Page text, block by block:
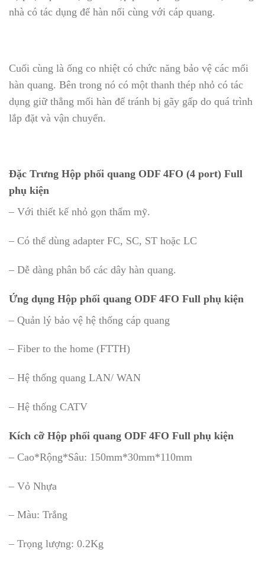
nhà có tác dụng để hàn nối cùng với cáp quang.
Cuối cùng là ống co nhiệt có chức năng bảo vệ các mối
hàn quang. Bên trong nó có một thanh thép nhỏ có tác
dụng giữ thẳng mối hàn để tránh bị gãy gấp do quá trình
lắp đặt và vận chuyển.
Đặc Trưng Hộp phối quang ODF 4FO (4 port) Full
phụ kiện
– Với thiết kế nhỏ gọn thẩm mỹ.
– Có thể dùng adapter FC, SC, ST hoặc LC
– Dễ dàng phân bổ các dây hàn quang.
Ứng dụng Hộp phối quang ODF 4FO Full phụ kiện
– Quản lý bảo vệ hệ thống cáp quang
– Fiber to the home (FTTH)
– Hệ thống quang LAN/ WAN
– Hệ thống CATV
Kích cỡ Hộp phối quang ODF 4FO Full phụ kiện
– Cao*Rộng*Sâu: 150mm*30mm*110mm
– Vỏ Nhựa
– Màu: Trắng
– Trọng lượng: 0.2Kg